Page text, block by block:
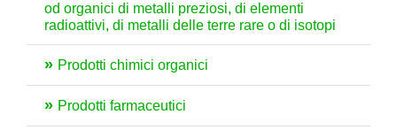
od organici di metalli preziosi, di elementi
radioattivi, di metalli delle terre rare o di isotopi
Prodotti chimici organici
Prodotti farmaceutici